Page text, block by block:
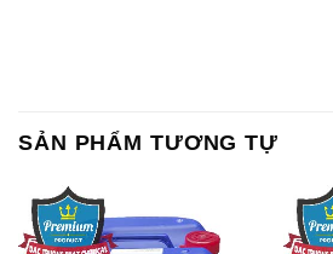
SẢN PHẨM TƯƠNG TỰ